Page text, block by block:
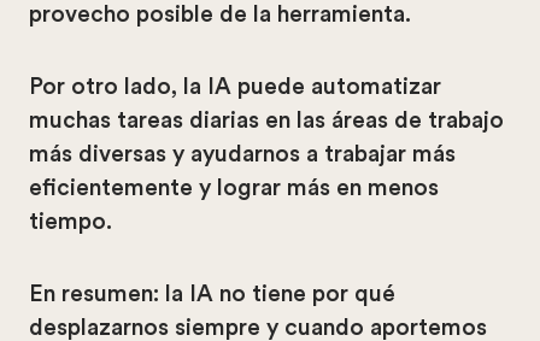
provecho posible de la herramienta.
Por otro lado, la IA puede automatizar
muchas tareas diarias en las áreas de trabajo
más diversas y ayudarnos a trabajar más
eficientemente y lograr más en menos
tiempo.
En resumen: la IA no tiene por qué
desplazarnos siempre y cuando aportemos